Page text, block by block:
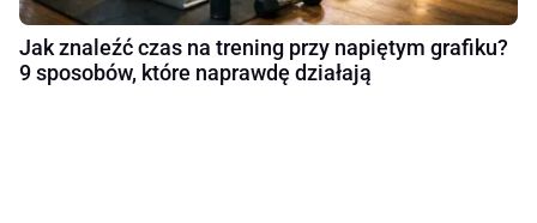
Jak znaleźć czas na trening przy napiętym grafiku?
9 sposobów, które naprawdę działają